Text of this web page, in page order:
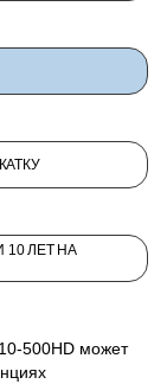
10 ЛЕТ НА
500HD может